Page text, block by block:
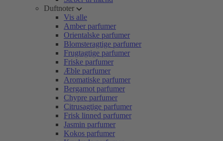
Duftnoter
Vis alle
Amber parfumer
Orientalske parfumer
Blomsteragtige parfumer
Frugtagtige parfumer
Friske parfumer
Æble parfumer
Aromatiske parfumer
Bergamot parfumer
Chypre parfumer
Citrusagtige parfumer
Frisk linned parfumer
Jasmin parfumer
Kokos parfumer